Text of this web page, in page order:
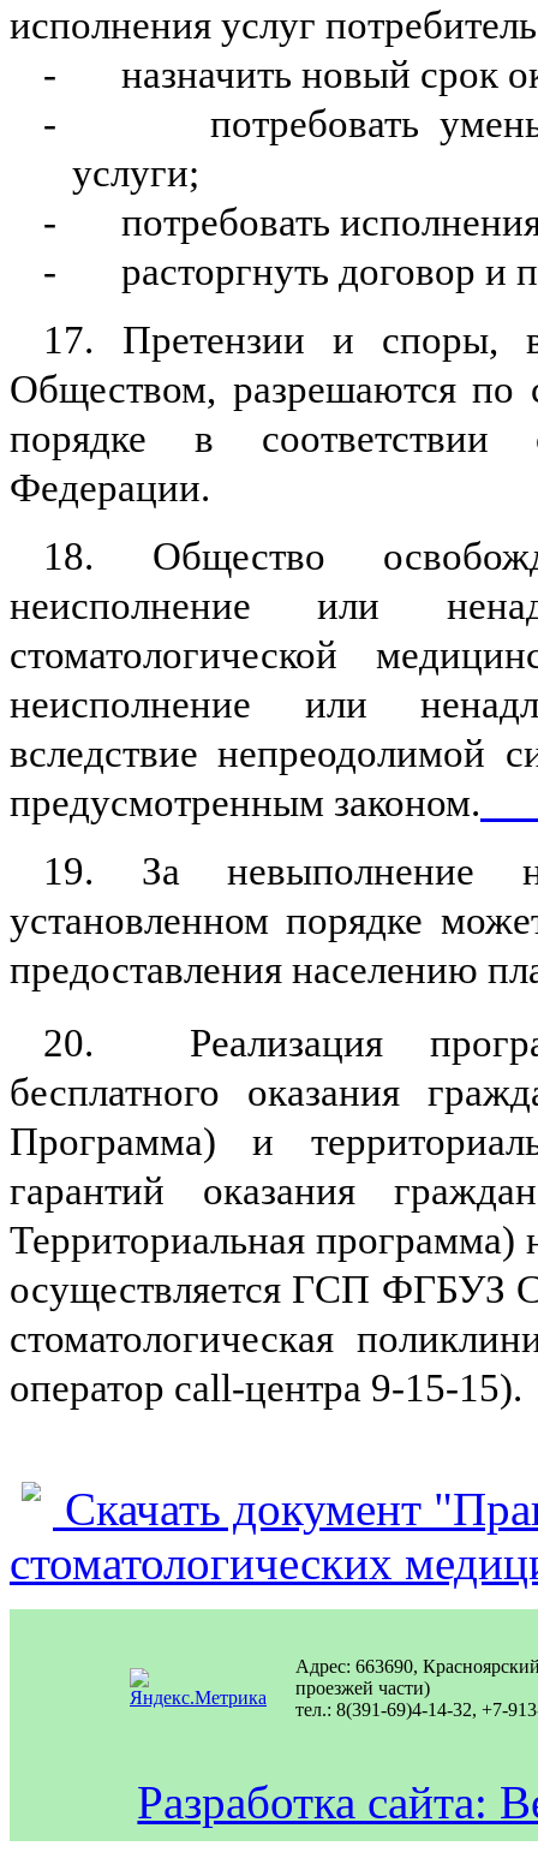
исполнения услуг
-
назначить новый срок
-
потребовать
услуги;
-
потребовать
-
расторгнуть договор и
17. Претензии и споры,
Обществом, разрешаются по
порядке в соответствии
Федерации.
18. Общество
неисполнение или
стоматологической
неисполнение или
вследствие
предусмотренным законом.
19. За невыполнение
установленном порядке
предоставления населению
20.
Реализация
бесплатного оказания
Программа) и
гарантий оказания
Территориальная программа)
осуществляется ГСП ФГБУЗ
стоматологическая
оператор call-центра 9-15-15).
Скачать документ
стоматологических
Адрес: 663690,
проезжей части)
тел.: 8(391-69)4-14-32, +7-
Разработка сайта: